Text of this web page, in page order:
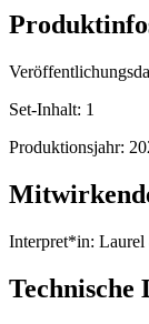
Set-Inhalt: 1
Produktionsjahr:
Interpret*in: Laurel
Technische